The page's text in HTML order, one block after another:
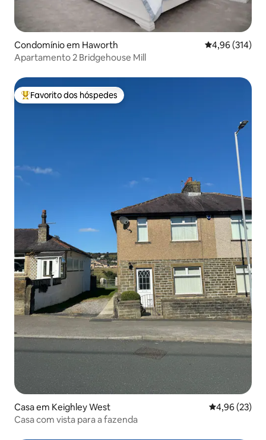
Condomínio em Haworth Classificação
4,96 (314)
Apartamento 2 Bridgehouse Mill
Favoritos dos hóspedes mais apreciados
Favorito dos hóspedes
Casa em Keighley West Classificação
4,96 (23)
Casa com vista para a fazenda